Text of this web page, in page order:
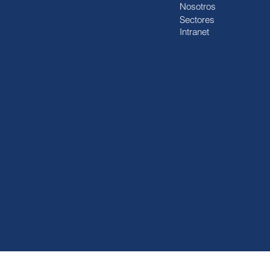
Nosotros
Sectores
Intranet